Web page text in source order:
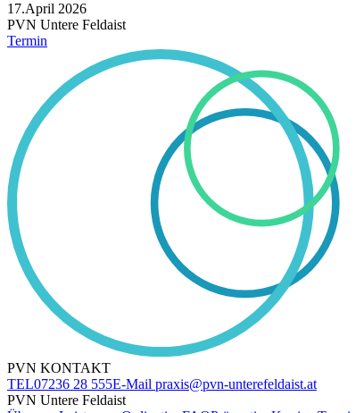
17.April 2026
PVN Untere Feldaist
Termin
PVN KONTAKT
TEL07236 28 555E-Mail praxis@pvn-unterefeldaist.at
PVN Untere Feldaist